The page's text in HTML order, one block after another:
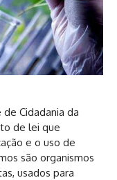
Cidadania da
de lei que
e o uso de
são organismos
usados para